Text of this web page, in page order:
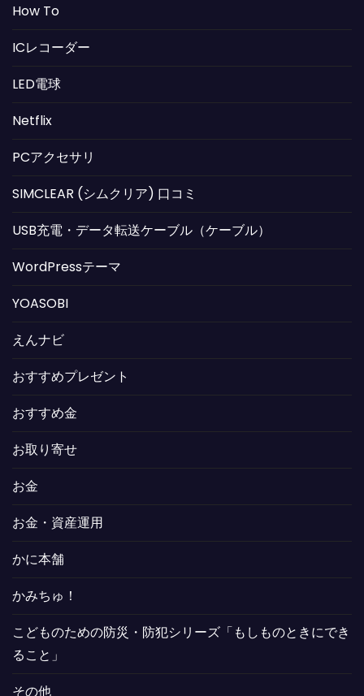
How To
ICレコーダー
LED電球
Netflix
PCアクセサリ
SIMCLEAR (シムクリア) 口コミ
USB充電・データ転送ケーブル（ケーブル）
WordPressテーマ
YOASOBI
えんナビ
おすすめプレゼント
おすすめ金
お取り寄せ
お金
お金・資産運用
かに本舗
かみちゅ！
こどものための防災・防犯シリーズ「もしものときにでき
ること」
その他